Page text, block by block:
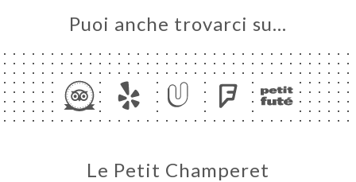
Puoi anche trovarci su…
Le Petit Champeret